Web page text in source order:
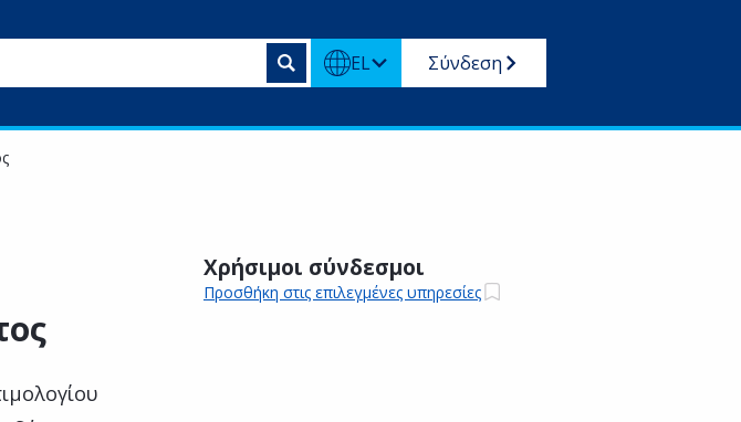
EL Σύνδεση
Χρήσιμοι σύνδεσμοι
Προσθήκη στις επιλεγμένες υπηρεσίες